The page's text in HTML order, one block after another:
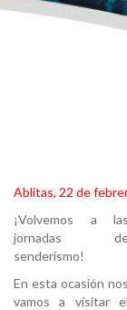
Ablitas, 22 de
¡Volvemos a las
jornadas
senderismo!
En esta ocasión nos
vamos a visitar el